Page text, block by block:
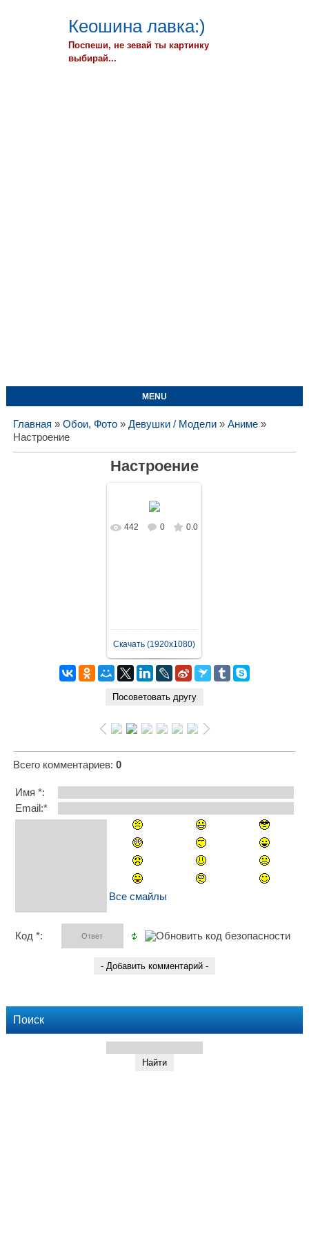
Кеошина лавка:)
Поспеши, не зевай ты картинку
выбирай...
MENU
Главная » Обои, Фото» Девушки / Модели» Аниме»
Настроение
Настроение
В реальном
442 0 0.0
Скачать (1920x1080)
Всего комментариев: 0
Имя *:
Email:*
Все смайлы
Код *:
Поиск